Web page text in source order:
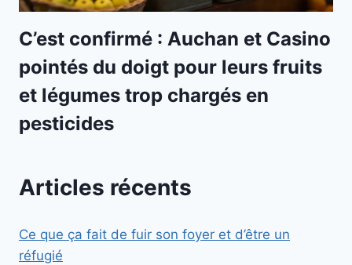
C’est confirmé : Auchan et Casino
pointés du doigt pour leurs fruits
et légumes trop chargés en
pesticides
Articles récents
Ce que ça fait de fuir son foyer et d’être un
réfugié